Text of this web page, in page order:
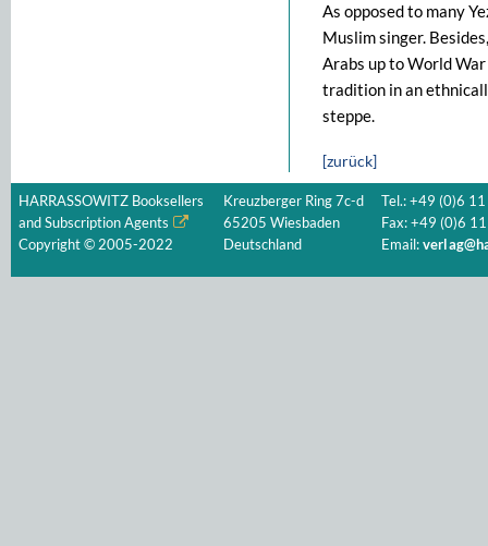
As opposed to many
Muslim singer.
Arabs up to World
tradition in an
steppe.
[zurück]
HARRASSOWITZ Booksellers
and Subscription Agents
Copyright © 2005-2022
Kreuzberger Ring 7c-d
65205 Wiesbaden
Deutschland
Tel.: +49 (0)6
Fax: +49 (0)6
Email: